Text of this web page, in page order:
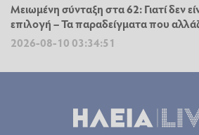
Μειωμένη σύνταξη στα 62: Γιατί δεν
επιλογή – Τα παραδείγματα που
2026-08-10 03:34:51